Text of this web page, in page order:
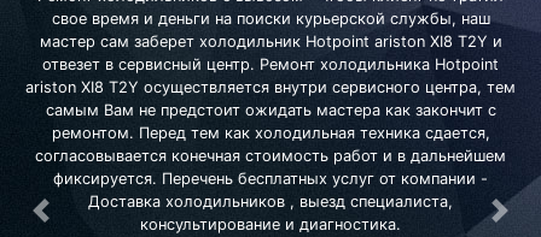
свое время и деньги на поиски курьерской службы, наш
мастер сам заберет холодильник Hotpoint ariston XI8 T2Y и
отвезет в сервисный центр. Ремонт холодильника Hotpoint
ariston XI8 T2Y осуществляется внутри сервисного центра, тем
самым Вам не предстоит ожидать мастера как закончит с
ремонтом. Перед тем как холодильная техника сдается,
согласовывается конечная стоимость работ и в дальнейшем
фиксируется. Перечень бесплатных услуг от компании -
Доставка холодильников , выезд специалиста,
консультирование и диагностика.
Предыдущая